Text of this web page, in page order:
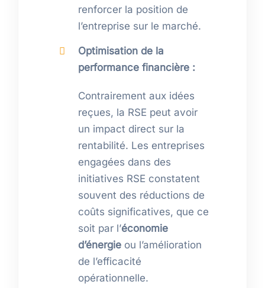
renforcer la position de
l’entreprise sur le marché.
Optimisation de la
performance financière :
Contrairement aux idées
reçues, la RSE peut avoir
un impact direct sur la
rentabilité. Les entreprises
engagées dans des
initiatives RSE constatent
souvent des réductions de
coûts significatives, que ce
soit par l’économie
d’énergieou l’amélioration
de l’efficacité
opérationnelle.